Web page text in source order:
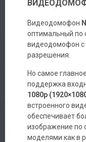
Видеодомофон
оптимальный по
видеодомофон с
разрешения.
Но самое
поддержка
1080p
встроенного
обеспечивает
изображение по
моделями как в